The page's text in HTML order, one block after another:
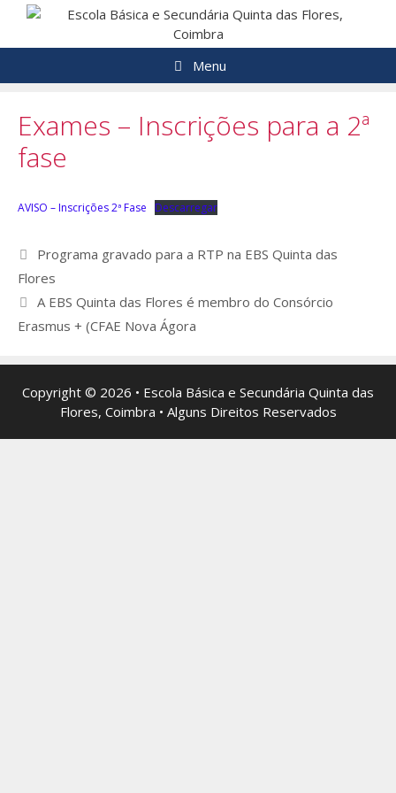
Saltar
o
Menu
Exames – Inscrições para a 2ª
fase
AVISO – Inscrições 2ª Fase Descarregar
Navegação
de
Programa gravado para a RTP na EBS Quinta das
Flores
A EBS Quinta das Flores é membro do Consórcio
Erasmus + (CFAE Nova Ágora
Copyright © 2026 • Escola Básica e Secundária Quinta das
Flores, Coimbra • Alguns Direitos Reservados